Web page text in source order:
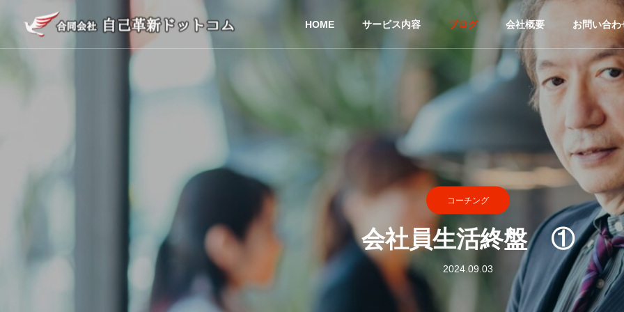
HOME サービス内容 ブログ 会社概要 お問い合わ
コーチング
会社員生活終盤 ①
2024.09.03